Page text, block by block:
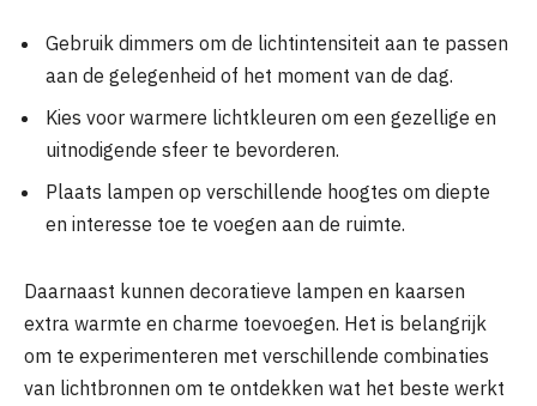
Gebruik dimmers om de lichtintensiteit aan te passen
aan de gelegenheid of het moment van de dag.
Kies voor warmere lichtkleuren om een gezellige en
uitnodigende sfeer te bevorderen.
Plaats lampen op verschillende hoogtes om diepte
en interesse toe te voegen aan de ruimte.
Daarnaast kunnen decoratieve lampen en kaarsen
extra warmte en charme toevoegen. Het is belangrijk
om te experimenteren met verschillende combinaties
van lichtbronnen om te ontdekken wat het beste werkt